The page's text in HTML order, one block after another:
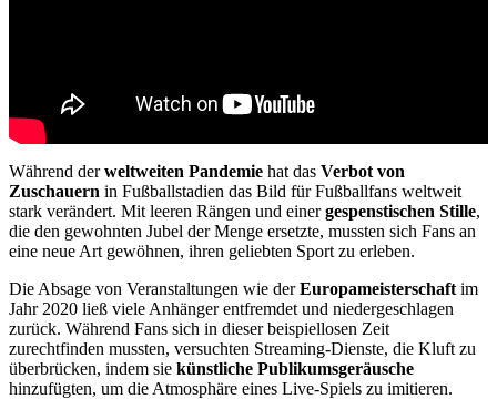
Während derweltweiten Pandemie hat das Verbot von
Zuschauern in Fußballstadien das Bild für Fußballfans weltweit
stark verändert. Mit leeren Rängen und einergespenstischen Stille,
die den gewohnten Jubel der Menge ersetzte, mussten sich Fans an
eine neue Art gewöhnen, ihren geliebten Sport zu erleben.
Die Absage von Veranstaltungen wie derEuropameisterschaft im
Jahr 2020 ließ viele Anhänger entfremdet und niedergeschlagen
zurück. Während Fans sich in dieser beispiellosen Zeit
zurechtfinden mussten, versuchten Streaming-Dienste, die Kluft zu
überbrücken, indem sie künstliche Publikumsgeräusche
hinzufügten, um die Atmosphäre eines Live-Spiels zu imitieren.